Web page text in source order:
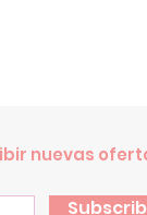
nuevas